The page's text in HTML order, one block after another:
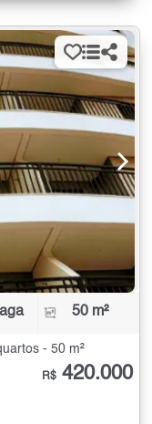
50 m²
- 50 m²
R$ 420.000